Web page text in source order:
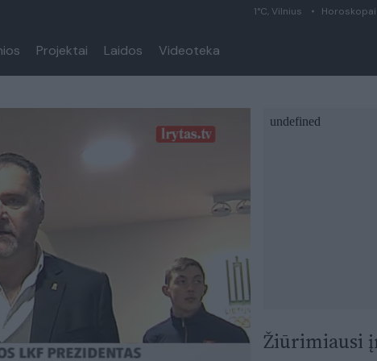
1°C, Vilnius Horoskopai
Projektai Laidos Videoteka
Žiūrimiausi